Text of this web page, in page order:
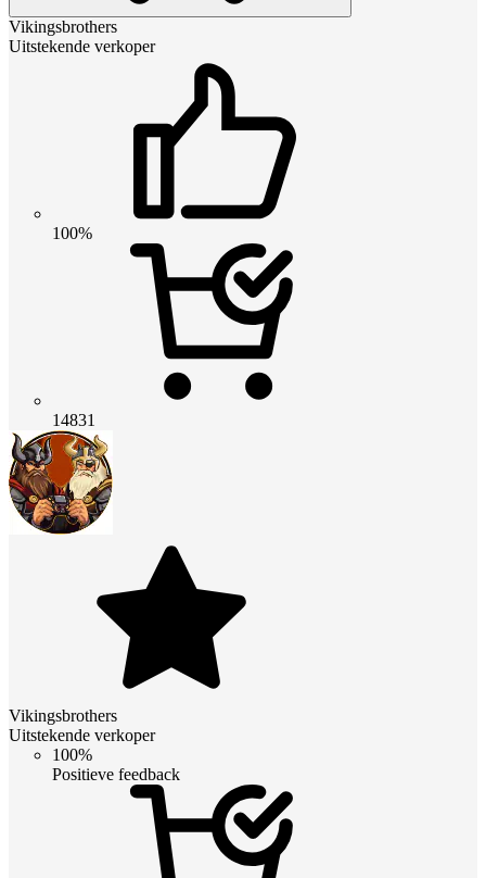
Vikingsbrothers
Uitstekende verkoper
100%
14831
Vikingsbrothers
Uitstekende verkoper
100%
Positieve feedback